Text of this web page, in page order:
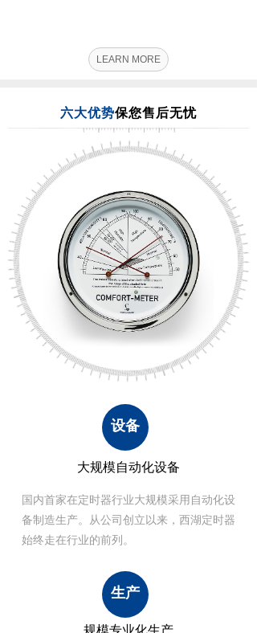
LEARN MORE
六大优势保您售后无忧
规模专业化生产
大规模自动化设备
生产
国内首家在定时器行业大规模采用自动化设
备制造生产。从公司创立以来，西湖定时器
始终走在行业的前列。
设备